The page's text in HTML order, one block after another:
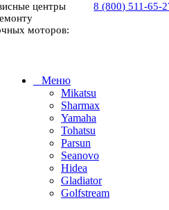
центры
моторов:
8 (800) 511-65-
Меню
Mikatsu
Sharmax
Yamaha
Tohatsu
Parsun
Seanovo
Hidea
Gladiator
Golfstream